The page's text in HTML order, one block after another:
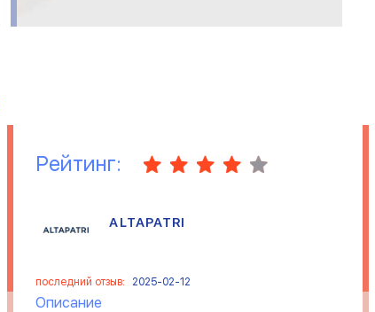
Рейтинг:
ALTAPATRI
последний отзыв: 2025-02-12
Описание